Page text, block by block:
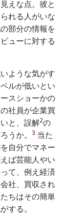
えな点。彼と
れる人がいな
部分の情報を
ューに対する
ような気がす
ルが低いとい
スショーかの
社員が企業買
と、誤解2の
うか。
3 当た
自分でマネー
ば芸能人やい
て、例え経済
社、買収され
ちはその簡単
する。